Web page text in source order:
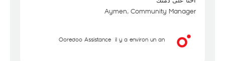
Aymen, Community Manager
Ooredoo Assistance il y a environ un an